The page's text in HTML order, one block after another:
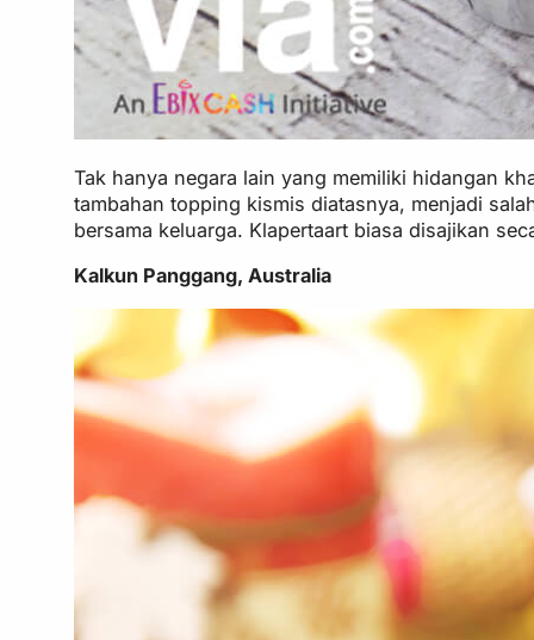
Tak hanya negara lain yang memiliki hidangan
tambahan topping kismis diatasnya, menjadi
bersama keluarga. Klapertaart biasa disajikan
Kalkun Panggang, Australia